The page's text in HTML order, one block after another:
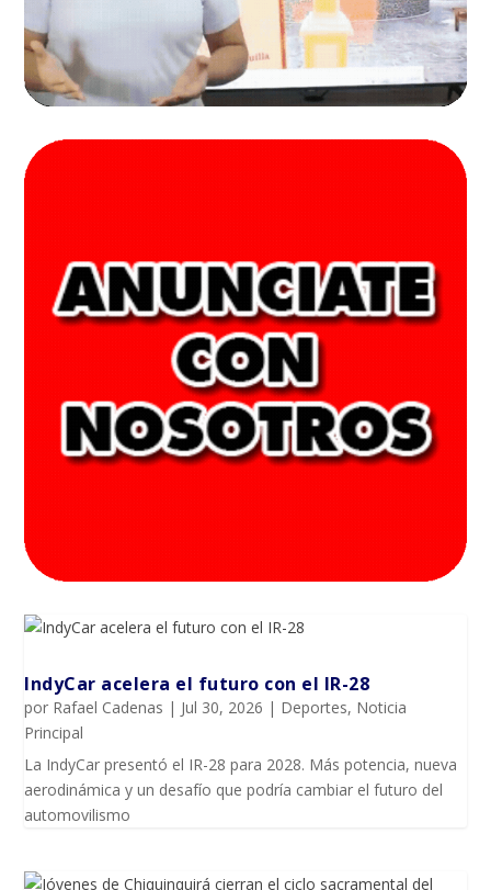
IndyCar acelera el futuro con el IR-28
por Rafael Cadenas | Jul 30, 2026 | Deportes, Noticia
Principal
La IndyCar presentó el IR-28 para 2028. Más potencia, nueva
aerodinámica y un desafío que podría cambiar el futuro del
automovilismo